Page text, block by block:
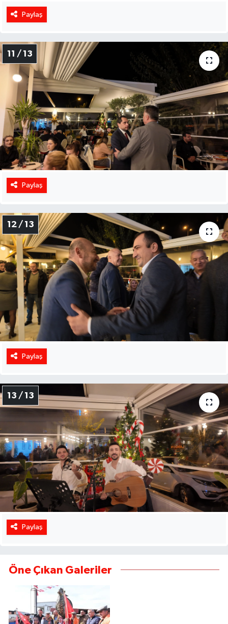
Paylaş
11 / 13
Paylaş
12 / 13
Paylaş
13 / 13
Paylaş
Öne Çıkan Galeriler